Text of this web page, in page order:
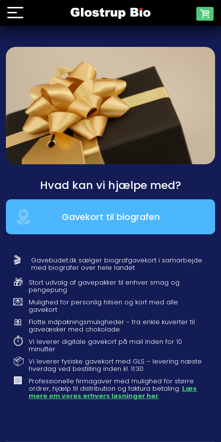
Hvad kan vi hjælpe med?
Gavekort til biografen
🎬 Gavebudet.dk sælger biografgavekort i samarbejde
med biografer over hele landet
🎁 Stort udvalg af gavepakker til enhver smag og
pengepung
💌 Mulighed for personlig hilsen og kort med alle
gavekort
🎀 Flotte indpakningsmuligheder - fra enkle kuverter til
gaveæsker med chokolade
⏱️ Vi leverer digitale gavekort på mail inden for 10
minutter
📦 Vi leverer fysiske gavekort med GLS – levering næste
hverdag ved bestilling inden kl. 11:30
🏢 Professionelle firmagaver med mulighed for større
ordrer, hjælp til distribution og faktura betaling. Læs
mere om vores erhvers løsninger her.